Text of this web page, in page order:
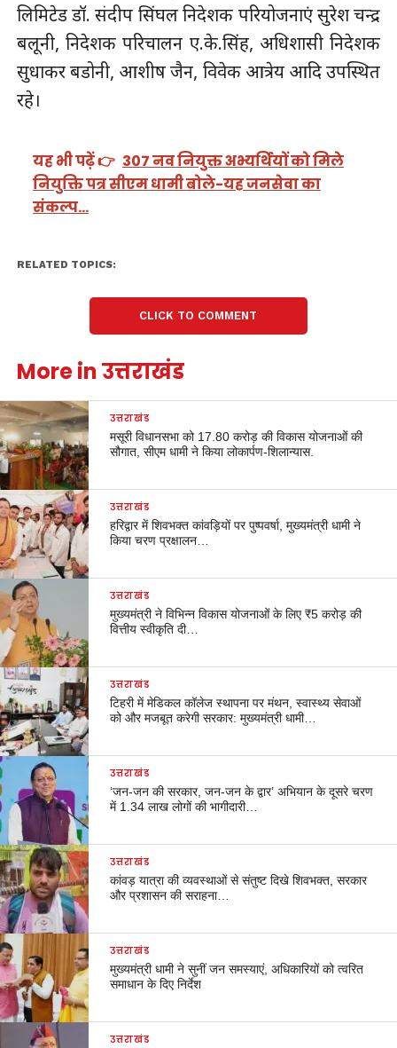
लिमिटेड डॉ. संदीप सिंघल निदेशक परियोजनाएं सुरेश चन्द्र
बलूनी, निदेशक परिचालन ए.के.सिंह, अधिशासी निदेशक
सुधाकर बडोनी, आशीष जैन, विवेक आत्रेय आदि उपस्थित
रहे।
यह भी पढ़ें 👉 307 नव नियुक्त अभ्यर्थियों को मिले
नियुक्ति पत्र सीएम धामी बोले-यह जनसेवा का
संकल्प…
RELATED TOPICS:
CLICK TO COMMENT
More in उत्तराखंड
उत्तराखंड
मसूरी विधानसभा को 17.80 करोड़ की विकास योजनाओं की
सौगात, सीएम धामी ने किया लोकार्पण-शिलान्यास.
उत्तराखंड
हरिद्वार में शिवभक्त कांवड़ियों पर पुष्पवर्षा, मुख्यमंत्री धामी ने
किया चरण प्रक्षालन…
उत्तराखंड
मुख्यमंत्री ने विभिन्न विकास योजनाओं के लिए ₹5 करोड़ की
वित्तीय स्वीकृति दी…
उत्तराखंड
टिहरी में मेडिकल कॉलेज स्थापना पर मंथन, स्वास्थ्य सेवाओं
को और मजबूत करेगी सरकार: मुख्यमंत्री धामी…
उत्तराखंड
‘जन-जन की सरकार, जन-जन के द्वार’ अभियान के दूसरे चरण
में 1.34 लाख लोगों की भागीदारी…
उत्तराखंड
कांवड़ यात्रा की व्यवस्थाओं से संतुष्ट दिखे शिवभक्त, सरकार
और प्रशासन की सराहना…
उत्तराखंड
मुख्यमंत्री धामी ने सुनीं जन समस्याएं, अधिकारियों को त्वरित
समाधान के दिए निर्देश
उत्तराखंड